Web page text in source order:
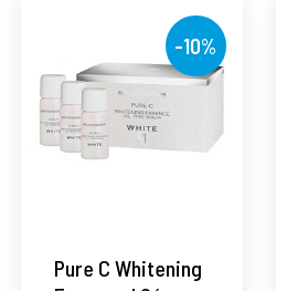
-10%
Pure C Whitening